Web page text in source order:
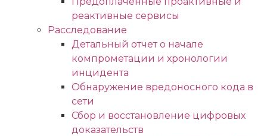
реактивные сервисы
Расследование
Детальный отчет о начале
компрометации и хронологии
инцидента
Обнаружение вредоносного кода в
сети
Сбор и восстановление цифровых
доказательств